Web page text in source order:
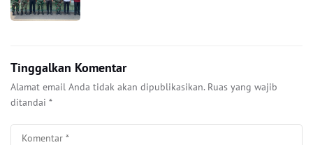
Tinggalkan Komentar
Alamat email Anda tidak akan dipublikasikan. Ruas yang wajib
ditandai *